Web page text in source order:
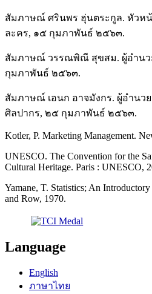
สัมภาษณ์ ศรินพร ฮุ่นตระกูล. หัวหน้
ละคร, ๑๕ กุมภาพันธ์ ๒๕๖๓.
สัมภาษณ์ วรรณพิณี สุขสม. ผู้อำนว
กุมภาพันธ์ ๒๕๖๓.
สัมภาษณ์ เอนก อาจมังกร. ผู้อำนว
ศิลปากร, ๒๕ กุมภาพันธ์ ๒๕๖๓.
Kotler, P. Marketing Management.
UNESCO. The Convention for the
Cultural Heritage. Paris : UNESCO,
Yamane, T. Statistics; An
and Row, 1970.
Language
English
ภาษาไทย